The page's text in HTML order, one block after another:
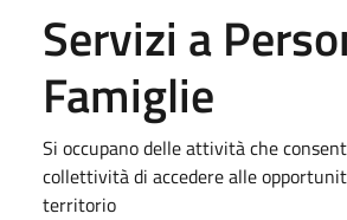
Servizi a
Famiglie
Si occupano delle attività che
collettività di accedere alle
territorio